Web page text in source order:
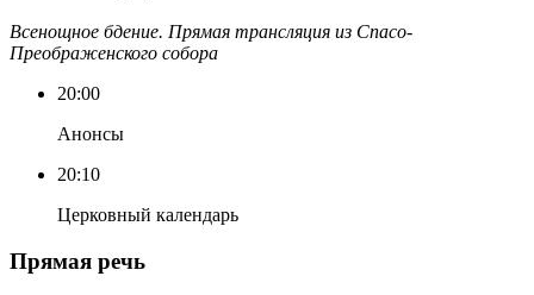
Всенощное бдение. Прямая трансляция из Спасо-
Преображенского собора
20:00
Анонсы
20:10
Церковный календарь
Прямая речь